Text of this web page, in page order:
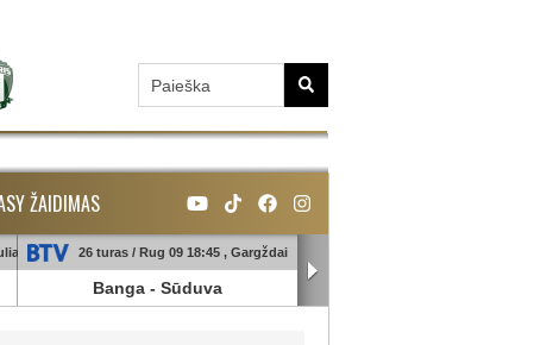
ŽAIDIMAS
26 turas / Rug 09 18:45 , Gargždai
Banga - Sūduva